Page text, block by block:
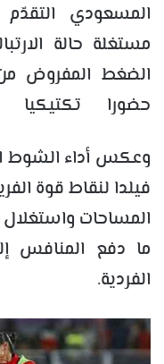
مستغلة حالة
الضغط المفروض
حضورا تكتيكيا
وعكس أداء الشوط
فيلدا لنقاط قوة
المساحات
ما دفع المنافس
الفردية.